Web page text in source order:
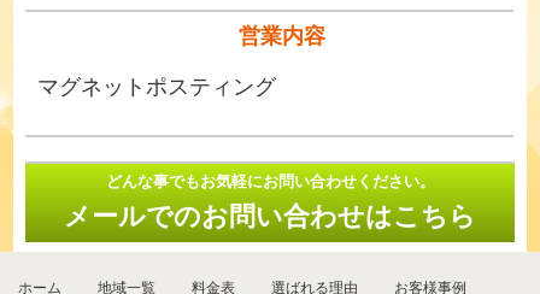
営業内容
マグネットポスティング
どんな事でもお気軽にお問い合わせください。
メールでのお問い合わせはこちら
ホーム 地域一覧 料金表 選ばれる理由 お客様事例